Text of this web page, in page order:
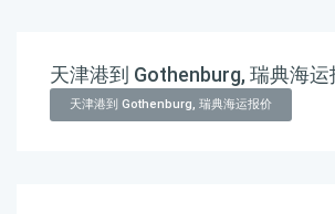
天津港到 Gothenburg, 瑞典海运
天津港到 Gothenburg, 瑞典海运报价